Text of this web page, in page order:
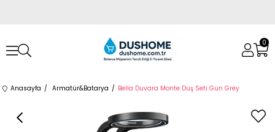
0
Anasayfa Armatür&Batarya Bella Duvara Monte Duş Seti Gun Grey